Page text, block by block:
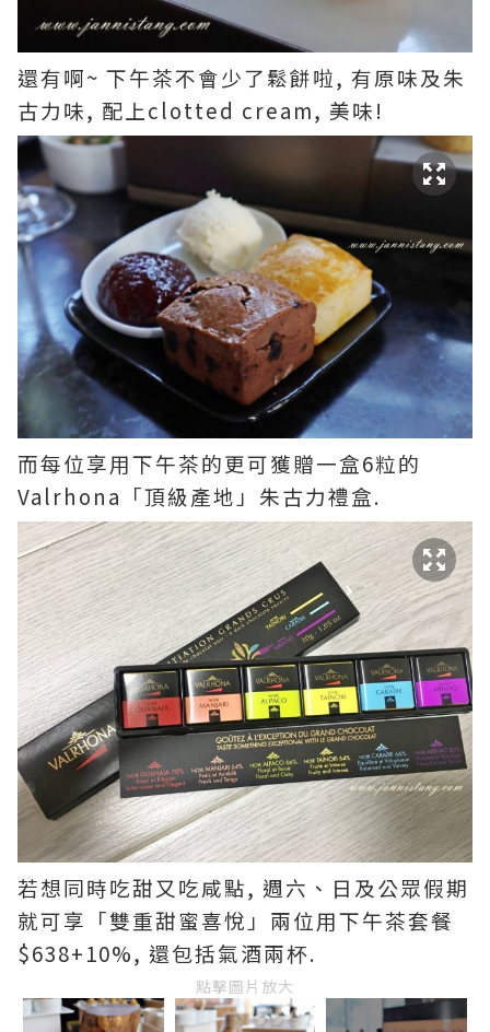
還有啊~ 下午茶不會少了鬆餅啦, 有原味及朱
古力味, 配上clotted cream, 美味!
而每位享用下午茶的更可獲贈一盒6粒的
Valrhona「頂級產地」朱古力禮盒.
若想同時吃甜又吃咸點, 週六、日及公眾假期
就可享「雙重甜蜜喜悅」兩位用下午茶套餐
$638+10%, 還包括氣酒兩杯.
點擊圖片放大